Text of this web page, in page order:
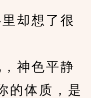
却想了很
神色平静
的体质，是